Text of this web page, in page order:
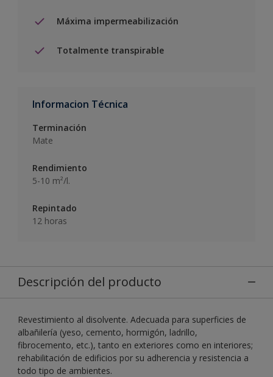
Máxima impermeabilización
Totalmente transpirable
Informacion Técnica
Terminación
Mate
Rendimiento
5-10 m²/l.
Repintado
12 horas
Descripción del producto
Revestimiento al disolvente. Adecuada para superficies de
albañilería (yeso, cemento, hormigón, ladrillo,
fibrocemento, etc.), tanto en exteriores como en interiores;
rehabilitación de edificios por su adherencia y resistencia a
todo tipo de ambientes.